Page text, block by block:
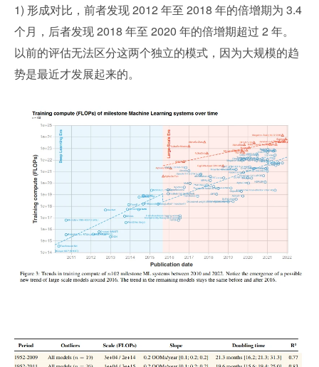
1) 形成对比，前者发现 2012 年至 2018 年的倍增期为 3.4
个月，后者发现 2018 年至 2020 年的倍增期超过 2 年。
以前的评估无法区分这两个独立的模式，因为大规模的趋
势是最近才发展起来的。